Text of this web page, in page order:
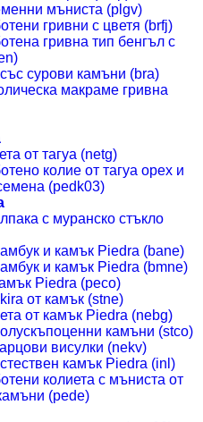
мъниста (plgv)
гривни с цветя (brfj)
гривна тип бенгъл с
сурови камъни (bra)
макраме гривна
от тагуа (netg)
колие от тагуа орех и
(pedk03)
с муранско стъкло
и камък Piedra (bane)
и камък Piedra (bmne)
Piedra (peco)
от камък (stne)
от камък Piedra (nebg)
камъни (stco)
висулки (nekv)
камък Piedra (inl)
колиета с мъниста от
(pede)